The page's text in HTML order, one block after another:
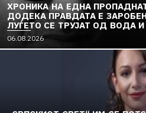
ХРОНИКА НА ЕДНА
ДОДЕКА ПРАВДАТА Е
ЛУЃЕТО СЕ ТРУЈАТ ОД ВОДА
И ОПОЗИЦИЈАТА СЕ
ТОНЕ ВО „ДОСТОИНСТВО“ И
06.08.2026